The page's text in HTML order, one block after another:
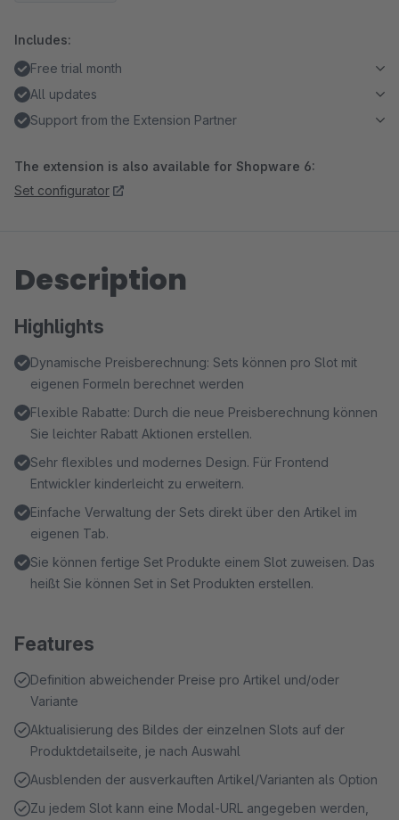
Includes:
Free trial month
All updates
Support from the Extension Partner
The extension is also available for Shopware 6:
Set configurator
Description
Highlights
Dynamische Preisberechnung: Sets können pro Slot mit
eigenen Formeln berechnet werden
Flexible Rabatte: Durch die neue Preisberechnung können
Sie leichter Rabatt Aktionen erstellen.
Sehr flexibles und modernes Design. Für Frontend
Entwickler kinderleicht zu erweitern.
Einfache Verwaltung der Sets direkt über den Artikel im
eigenen Tab.
Sie können fertige Set Produkte einem Slot zuweisen. Das
heißt Sie können Set in Set Produkten erstellen.
Features
Definition abweichender Preise pro Artikel und/oder
Variante
Aktualisierung des Bildes der einzelnen Slots auf der
Produktdetailseite, je nach Auswahl
Ausblenden der ausverkauften Artikel/Varianten als Option
Zu jedem Slot kann eine Modal-URL angegeben werden,